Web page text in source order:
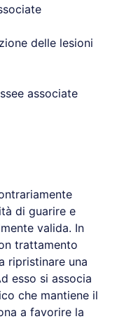
delle lesioni
associate
di guarire e
valida. In
trattamento
ripristinare una
esso si associa
che mantiene il
a favorire la